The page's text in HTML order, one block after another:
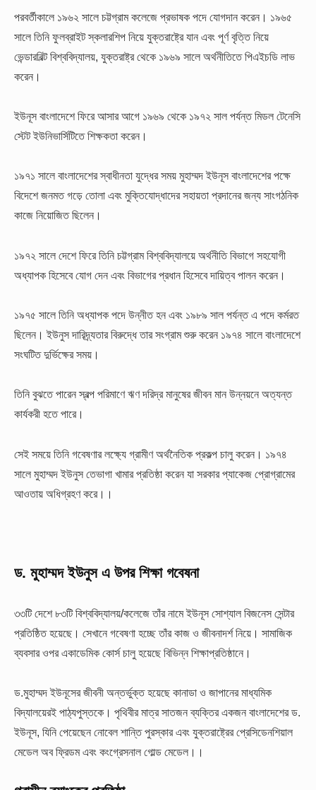
পরবর্তীকালে ১৯৬২ সালে চট্টগ্রাম কলেজে প্রভাষক পদে যোগদান করেন। ১৯৬৫
সালে তিনি ফুলব্রাইট স্কলারশিপ নিয়ে যুক্তরাষ্ট্রে যান এবং পূর্ণ বৃত্তি নিয়ে
ভেন্ডারবিল্ট বিশ্ববিদ্যালয়, যুক্তরাষ্ট্র থেকে ১৯৬৯ সালে অর্থনীতিতে পিএইচডি লাভ
করেন।
ইউনূস বাংলাদেশে ফিরে আসার আগে ১৯৬৯ থেকে ১৯৭২ সাল পর্যন্ত মিডল টেনেসি
স্টেট ইউনিভার্সিটিতে শিক্ষকতা করেন।
১৯৭১ সালে বাংলাদেশের স্বাধীনতা যুদ্ধের সময় মুহাম্মদ ইউনূস বাংলাদেশের পক্ষে
বিদেশে জনমত গড়ে তোলা এবং মুক্তিযোদ্ধাদের সহায়তা প্রদানের জন্য সাংগঠনিক
কাজে নিয়োজিত ছিলেন।
১৯৭২ সালে দেশে ফিরে তিনি চট্টগ্রাম বিশ্ববিদ্যালয়ে অর্থনীতি বিভাগে সহযোগী
অধ্যাপক হিসেবে যোগ দেন এবং বিভাগের প্রধান হিসেবে দায়িত্ব পালন করেন।
১৯৭৫ সালে তিনি অধ্যাপক পদে উন্নীত হন এবং ১৯৮৯ সাল পর্যন্ত এ পদে কর্মরত
ছিলেন। ইউনুস দারিদ্র্যতার বিরুদ্ধে তার সংগ্রাম শুরু করেন ১৯৭৪ সালে বাংলাদেশে
সংঘটিত দুর্ভিক্ষের সময়।
তিনি বুঝতে পারেন স্বল্প পরিমাণে ঋণ দরিদ্র মানুষের জীবন মান উন্নয়নে অত্যন্ত
কার্যকরী হতে পারে।
সেই সময়ে তিনি গবেষণার লক্ষ্যে গ্রামীণ অর্থনৈতিক প্রকল্প চালু করেন। ১৯৭৪
সালে মুহাম্মদ ইউনুস তেভাগা খামার প্রতিষ্ঠা করেন যা সরকার প্যাকেজ প্রোগ্রামের
আওতায় অধিগ্রহণ করে।।
ড. মুহাম্মদ ইউনুস এ উপর শিক্ষা গবেষনা
৩৩টি দেশে ৮৩টি বিশ্ববিদ্যালয়/কলেজে তাঁর নামে ইউনূস সোশ্যাল বিজনেস সেন্টার
প্রতিষ্ঠিত হয়েছে। সেখানে গবেষণা হচ্ছে তাঁর কাজ ও জীবনাদর্শ নিয়ে। সামাজিক
ব্যবসার ওপর একাডেমিক কোর্স চালু হয়েছে বিভিন্ন শিক্ষাপ্রতিষ্ঠানে।
ড.মুহাম্মদ ইউনূসের জীবনী অন্তর্ভুক্ত হয়েছে কানাডা ও জাপানের মাধ্যমিক
বিদ্যালয়েরই পাঠ্যপুস্তকে। পৃথিবীর মাত্র সাতজন ব্যক্তির একজন বাংলাদেশের ড.
ইউনূস, যিনি পেয়েছেন নোবেল শান্তি পুরস্কার এবং যুক্তরাষ্ট্রের প্রেসিডেনশিয়াল
মেডেল অব ফ্রিডম এবং কংগ্রেসনাল গোল্ড মেডেল।।